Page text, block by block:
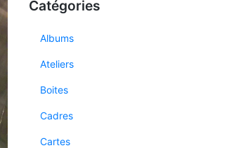
Catégories
Albums
Ateliers
Boites
Cadres
Cartes